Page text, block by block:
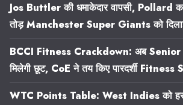
Jos Buttler की धमाकेदार वापसी, Pollard
तोड़ Manchester Super Giants को
BCCI Fitness Crackdown: अब Senior
मिलेगी छूट, CoE ने तय किए पारदर्शी
WTC Points Table: West Indies को